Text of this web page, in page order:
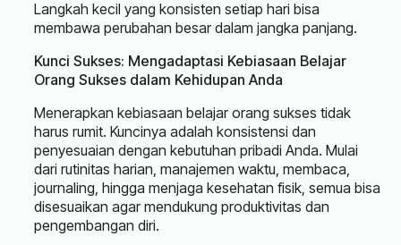
Langkah kecil yang konsisten setiap hari bisa
membawa perubahan besar dalam jangka panjang.
Kunci Sukses: Mengadaptasi Kebiasaan Belajar
Orang Sukses dalam Kehidupan Anda
Menerapkan kebiasaan belajar orang sukses tidak
harus rumit. Kuncinya adalah konsistensi dan
penyesuaian dengan kebutuhan pribadi Anda. Mulai
dari rutinitas harian, manajemen waktu, membaca,
journaling, hingga menjaga kesehatan fisik, semua bisa
disesuaikan agar mendukung produktivitas dan
pengembangan diri.